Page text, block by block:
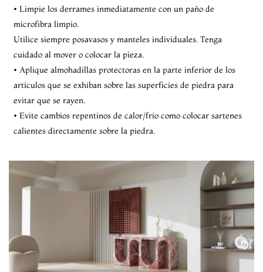
• Limpie los derrames inmediatamente con un paño de
microfibra limpio.
Utilice siempre posavasos y manteles individuales. Tenga
cuidado al mover o colocar la pieza.
• Aplique almohadillas protectoras en la parte inferior de los
artículos que se exhiban sobre las superficies de piedra para
evitar que se rayen.
• Evite cambios repentinos de calor/frío como colocar sartenes
calientes directamente sobre la piedra.